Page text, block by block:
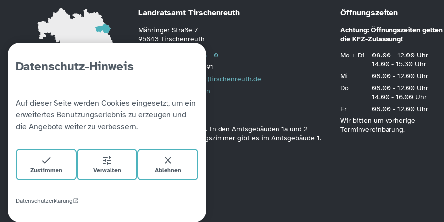
Datenschutz-Hinweis
Auf dieser Seite werden Cookies eingesetzt, um ein
erweitertes Benutzungserlebnis zu erzeugen und
die Angebote weiter zu verbessern.
Zustimmen Verwalten Ablehnen
Datenschutzerklärung
Landratsamt Tirschenreuth
Mähringer Straße 7
95643 Tirschenreuth
0 96 31 / 88 - 0
0 96 31 / 2391
poststelle(at)tirschenreuth.de
Weitere Informationen
Alle unsere Amtsgebäude sind barrierefrei verbunden. In den Amtsgebäuden 1a und 2
befinden sich Aufzüge. Ein barrierefreies Besprechungszimmer gibt es im Amtsgebäude 1.
Öffnungszeiten
Achtung: Öffnungszeiten
die KFZ-Zulassung!
Mo + Di
08.00 - 12.00 Uhr
14.00 - 15.30 Uhr
Mi
08.00 - 12.00 Uhr
Do
08.00 - 12.00 Uhr
14.00 - 16.00 Uhr
Fr
08.00 - 12.00 Uhr
Wir bitten um vorherige
Terminvereinbarung.